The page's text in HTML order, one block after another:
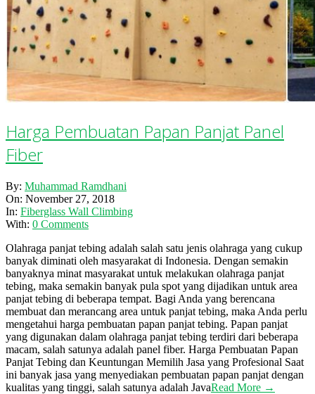
Harga Pembuatan Papan Panjat Panel
Fiber
2018-
11-
27
By: Muhammad Ramdhani
On: November 27, 2018
In: Fiberglass Wall Climbing
With: 0 Comments
Olahraga panjat tebing adalah salah satu jenis olahraga yang cukup
banyak diminati oleh masyarakat di Indonesia. Dengan semakin
banyaknya minat masyarakat untuk melakukan olahraga panjat
tebing, maka semakin banyak pula spot yang dijadikan untuk area
panjat tebing di beberapa tempat. Bagi Anda yang berencana
membuat dan merancang area untuk panjat tebing, maka Anda perlu
mengetahui harga pembuatan papan panjat tebing. Papan panjat
yang digunakan dalam olahraga panjat tebing terdiri dari beberapa
macam, salah satunya adalah panel fiber. Harga Pembuatan Papan
Panjat Tebing dan Keuntungan Memilih Jasa yang Profesional Saat
ini banyak jasa yang menyediakan pembuatan papan panjat dengan
kualitas yang tinggi, salah satunya adalah JavaRead More →